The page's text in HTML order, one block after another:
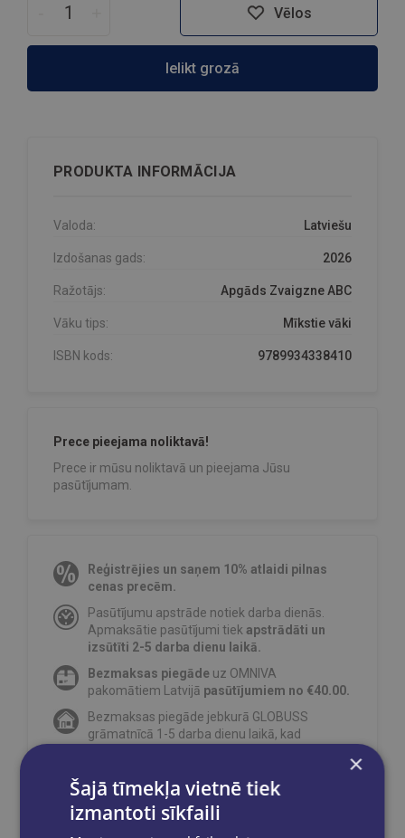
Vēlos
Ielikt grozā
PRODUKTA INFORMĀCIJA
Valoda: Latviešu
Izdošanas gads: 2026
Ražotājs: Apgāds Zvaigzne ABC
Vāku tips: Mīkstie vāki
ISBN kods: 9789934338410
Prece pieejama noliktavā!
Prece ir mūsu noliktavā un pieejama Jūsu
pasūtījumam.
Reģistrējies un saņem 10% atlaidi pilnas
cenas precēm.
Pasūtījumu apstrāde notiek darba dienās.
Apmaksātie pasūtījumi tiekapstrādāti un
izsūtīti 2-5 darba dienu laikā.
Bezmaksas piegāde uz OMNIVA
pakomātiem Latvijā pasūtījumiem no €40.00.
Bezmaksas piegāde jebkurā GLOBUSS
grāmatnīcā 1-5 darba dienu laikā, kad
×
Šajā tīmekļa vietnē tiek
izmantoti sīkfaili